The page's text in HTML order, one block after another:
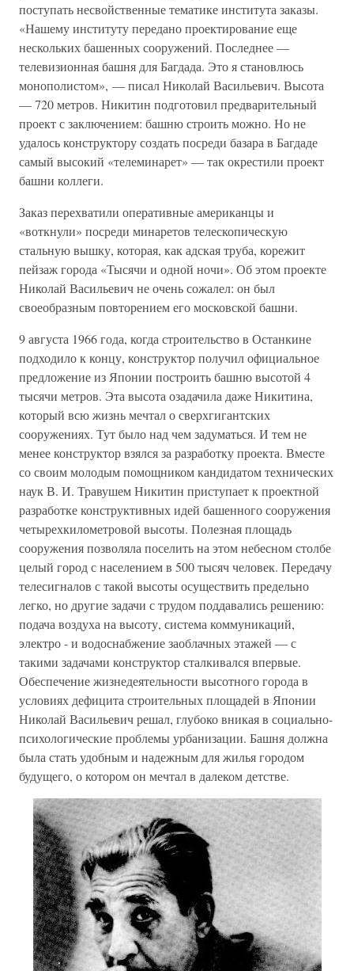
поступать несвойственные тематике института заказы.
«Нашему институту передано проектирование еще
нескольких башенных сооружений. Последнее —
телевизионная башня для Багдада. Это я становлюсь
монополистом», — писал Николай Васильевич. Высота
— 720 метров. Никитин подготовил предварительный
проект с заключением: башню строить можно. Но не
удалось конструктору создать посреди базара в Багдаде
самый высокий «телеминарет» — так окрестили проект
башни коллеги.
Заказ перехватили оперативные американцы и
«воткнули» посреди минаретов телескопическую
стальную вышку, которая, как адская труба, корежит
пейзаж города «Тысячи и одной ночи». Об этом проекте
Николай Васильевич не очень сожалел: он был
своеобразным повторением его московской башни.
9 августа 1966 года, когда строительство в Останкине
подходило к концу, конструктор получил официальное
предложение из Японии построить башню высотой 4
тысячи метров. Эта высота озадачила даже Никитина,
который всю жизнь мечтал о сверхгигантских
сооружениях. Тут было над чем задуматься. И тем не
менее конструктор взялся за разработку проекта. Вместе
со своим молодым помощником кандидатом технических
наук В. И. Травушем Никитин приступает к проектной
разработке конструктивных идей башенного сооружения
четырехкилометровой высоты. Полезная площадь
сооружения позволяла поселить на этом небесном столбе
целый город с населением в 500 тысяч человек. Передачу
телесигналов с такой высоты осуществить предельно
легко, но другие задачи с трудом поддавались решению:
подача воздуха на высоту, система коммуникаций,
электро - и водоснабжение заоблачных этажей — с
такими задачами конструктор сталкивался впервые.
Обеспечение жизнедеятельности высотного города в
условиях дефицита строительных площадей в Японии
Николай Васильевич решал, глубоко вникая в социально-
психологические проблемы урбанизации. Башня должна
была стать удобным и надежным для жилья городом
будущего, о котором он мечтал в далеком детстве.